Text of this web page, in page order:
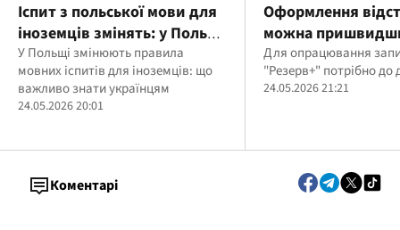
Іспит з польської мови для
іноземців змінять: у Польщі
підвищать вартість та
введуть нові правила
У Польщі змінюють правила
мовних іспитів для іноземців: що
важливо знати українцям
24.05.2026 20:01
Оформлення
можна
процес
Для опрацювання
"Резерв+" потрібно до
24.05.2026 21:21
Коментарі